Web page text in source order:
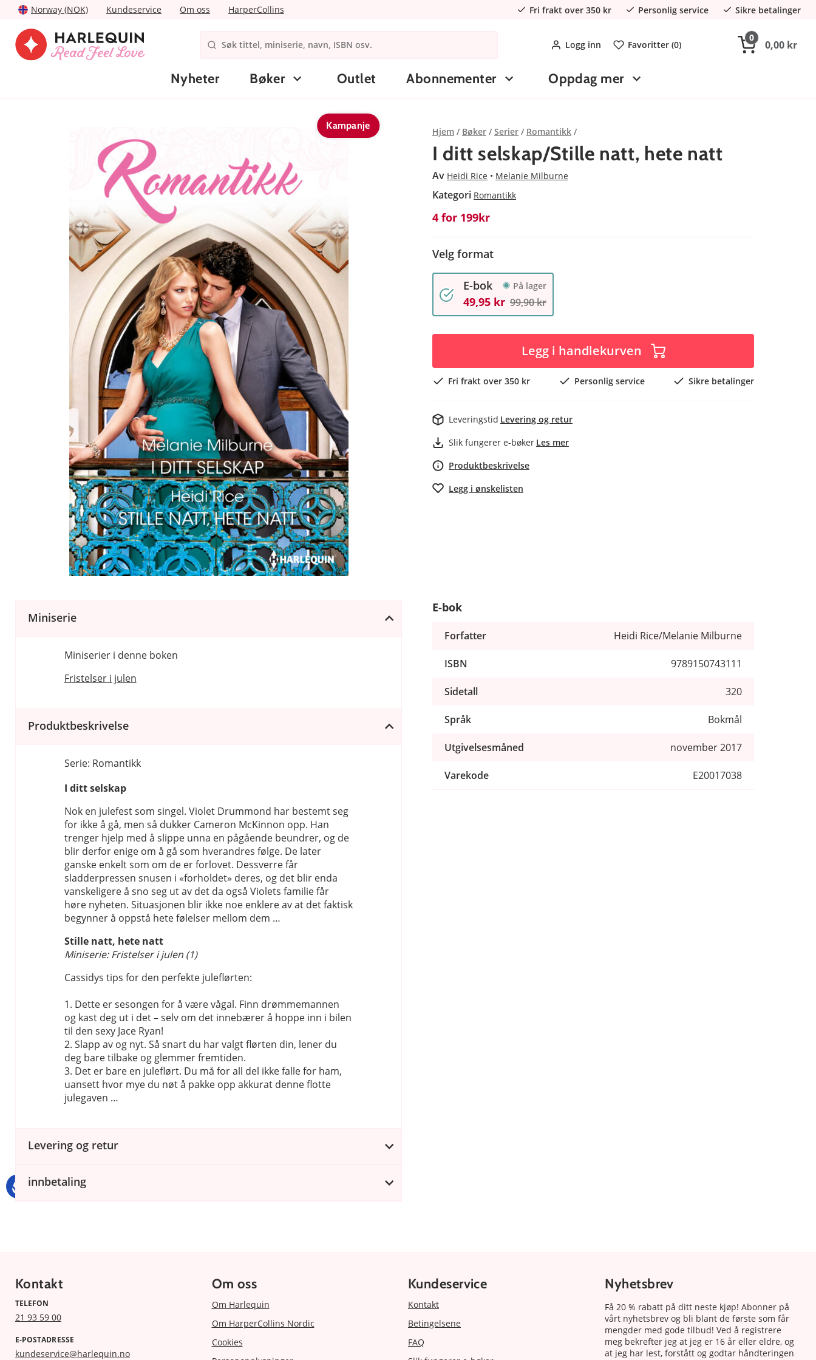
Norway (NOK) Kundeservice Om oss HarperCollins Fri frakt over 350 kr Personlig service Sikre betalinger
Logg inn Favoritter (0)
0
0,00 kr
Nyheter Bøker Outlet Abonnementer Oppdag mer
Kampanje
Hjem Bøker Serier Romantikk
I ditt selskap/Stille natt, hete natt
Av Heidi Rice Melanie Milburne
Kategori Romantikk
4 for 199kr
Velg format
E-bok På lager
49,95 kr 99,90 kr
Legg i handlekurven
Fri frakt over 350 kr Personlig service Sikre betalinger
Leveringstid Levering og retur
Slik fungerer e-bøker Les mer
Produktbeskrivelse
Legg i ønskelisten
Miniserie
Miniserier i denne boken
Fristelser i julen
Produktbeskrivelse
Serie: Romantikk
I ditt selskap
Nok en julefest som singel. Violet Drummond har bestemt seg
for ikke å gå, men så dukker Cameron McKinnon opp. Han
trenger hjelp med å slippe unna en pågående beundrer, og de
blir derfor enige om å gå som hverandres følge. De later
ganske enkelt som om de er forlovet. Dessverre får
sladderpressen snusen i «forholdet» deres, og det blir enda
vanskeligere å sno seg ut av det da også Violets familie får
høre nyheten. Situasjonen blir ikke noe enklere av at det faktisk
begynner å oppstå hete følelser mellom dem …
Stille natt, hete natt
Miniserie: Fristelser i julen (1)
Cassidys tips for den perfekte juleflørten:
1. Dette er sesongen for å være vågal. Finn drømmemannen
og kast deg ut i det – selv om det innebærer å hoppe inn i bilen
til den sexy Jace Ryan!
2. Slapp av og nyt. Så snart du har valgt flørten din, lener du
deg bare tilbake og glemmer fremtiden.
3. Det er bare en juleflørt. Du må for all del ikke falle for ham,
uansett hvor mye du nøt å pakke opp akkurat denne flotte
julegaven …
Levering og retur
innbetaling
E-bok
Forfatter Heidi Rice/Melanie Milburne
ISBN 9789150743111
Sidetall 320
Språk Bokmål
Utgivelsesmåned november 2017
Varekode E20017038
Kontakt
TELEFON
21 93 59 00
E-POSTADRESSE
kundeservice@harlequin.no
Om oss
Om Harlequin
Om HarperCollins Nordic
Cookies
Kundeservice
Kontakt
Betingelsene
FAQ
Nyhetsbrev
Få 20 % rabatt på ditt neste kjøp! Abonner på
vårt nyhetsbrev og bli blant de første som får
mengder med gode tilbud! Ved å registrere
meg bekrefter jeg at jeg er 16 år eller eldre, og
at jeg har lest, forstått og godtar håndteringen